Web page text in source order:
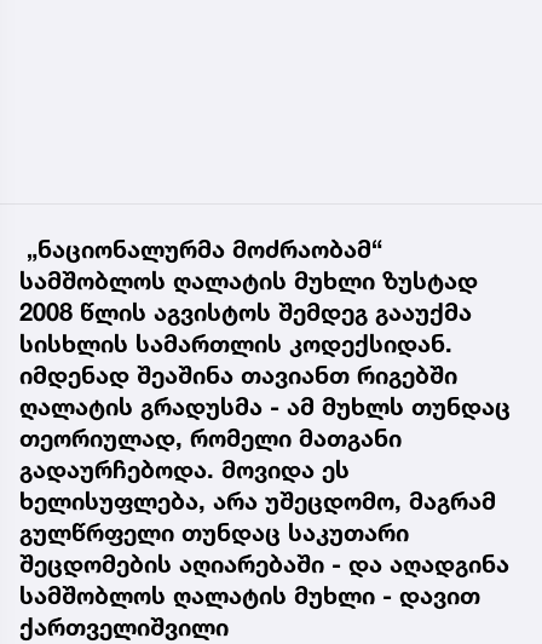
„ნაციონალურმა მოძრაობამ“
სამშობლოს ღალატის მუხლი ზუსტად
2008 წლის აგვისტოს შემდეგ გააუქმა
სისხლის სამართლის კოდექსიდან.
იმდენად შეაშინა თავიანთ რიგებში
ღალატის გრადუსმა - ამ მუხლს თუნდაც
თეორიულად, რომელი მათგანი
გადაურჩებოდა. მოვიდა ეს
ხელისუფლება, არა უშეცდომო, მაგრამ
გულწრფელი თუნდაც საკუთარი
შეცდომების აღიარებაში - და აღადგინა
სამშობლოს ღალატის მუხლი - დავით
ქართველიშვილი